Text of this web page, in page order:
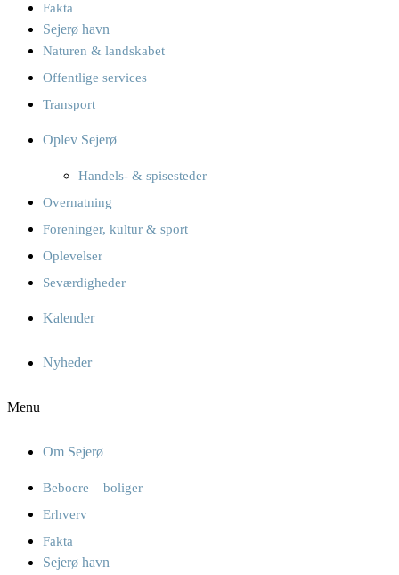
Fakta
Sejerø havn
Naturen & landskabet
Offentlige services
Transport
Oplev Sejerø
Handels- & spisesteder
Overnatning
Foreninger, kultur & sport
Oplevelser
Seværdigheder
Kalender
Nyheder
Menu
Om Sejerø
Beboere – boliger
Erhverv
Fakta
Sejerø havn